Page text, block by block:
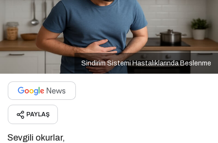
Sindirim Sistemi Hastalıklarında Beslenme
PAYLAŞ
Sevgili okurlar,